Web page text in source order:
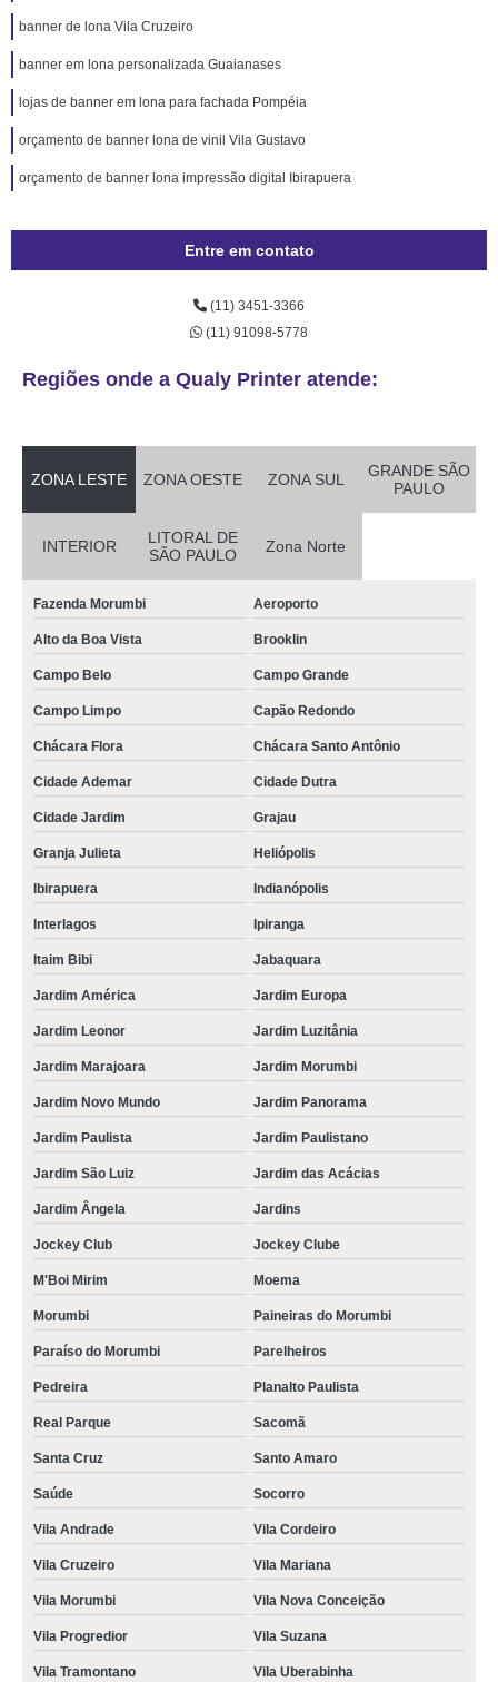
banner de lona Vila Cruzeiro
banner em lona personalizada Guaianases
lojas de banner em lona para fachada Pompéia
orçamento de banner lona de vinil Vila Gustavo
orçamento de banner lona impressão digital Ibirapuera
Entre em contato
(11) 3451-3366
(11) 91098-5778
Regiões onde a Qualy Printer atende:
ZONA LESTE ZONA OESTE ZONA SUL
GRANDE SÃO
PAULO
INTERIOR
LITORAL DE
SÃO PAULO
Zona Norte
Fazenda Morumbi Aeroporto
Alto da Boa Vista Brooklin
Campo Belo Campo Grande
Campo Limpo Capão Redondo
Chácara Flora Chácara Santo Antônio
Cidade Ademar Cidade Dutra
Cidade Jardim Grajau
Granja Julieta Heliópolis
Ibirapuera Indianópolis
Interlagos Ipiranga
Itaim Bibi Jabaquara
Jardim América Jardim Europa
Jardim Leonor Jardim Luzitânia
Jardim Marajoara Jardim Morumbi
Jardim Novo Mundo Jardim Panorama
Jardim Paulista Jardim Paulistano
Jardim São Luiz Jardim das Acácias
Jardim Ângela Jardins
Jockey Club Jockey Clube
M'Boi Mirim Moema
Morumbi Paineiras do Morumbi
Paraíso do Morumbi Parelheiros
Pedreira Planalto Paulista
Real Parque Sacomã
Santa Cruz Santo Amaro
Saúde Socorro
Vila Andrade Vila Cordeiro
Vila Cruzeiro Vila Mariana
Vila Morumbi Vila Nova Conceição
Vila Progredior Vila Suzana
Vila Tramontano Vila Uberabinha